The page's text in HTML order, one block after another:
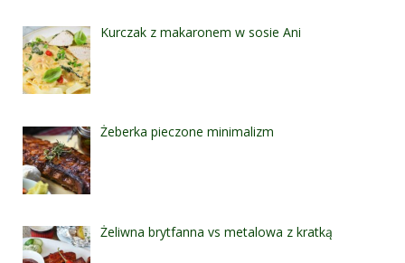
Kurczak z makaronem w sosie Ani
Żeberka pieczone minimalizm
Żeliwna brytfanna vs metalowa z kratką